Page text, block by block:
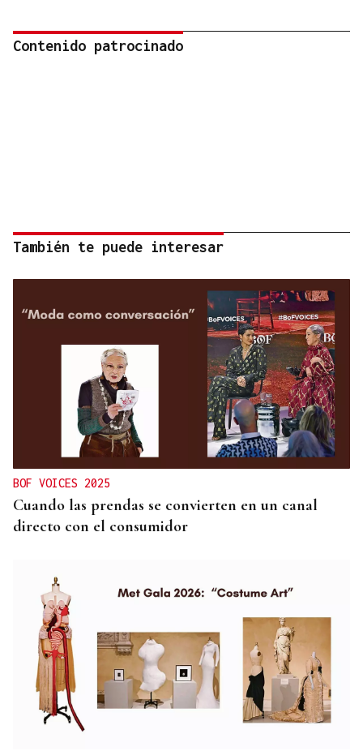
Contenido patrocinado
También te puede interesar
BOF VOICES 2025
Cuando las prendas se convierten en un canal
directo con el consumidor